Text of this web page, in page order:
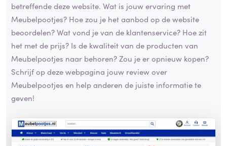
betreffende deze website. Wat is jouw ervaring met
Meubelpootjes? Hoe zou je het aanbod op de website
beoordelen? Wat vond je van de klantenservice? Hoe zit
het met de prijs? Is de kwaliteit van de producten van
Meubelpootjes naar behoren? Zou je er opnieuw kopen?
Schrijf op deze webpagina jouw review over
Meubelpootjes en help anderen de juiste informatie te
geven!